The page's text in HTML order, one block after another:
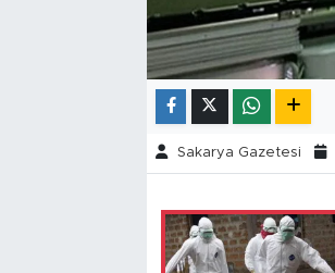
Sakarya Gazetesi